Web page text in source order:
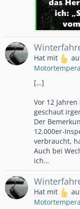
Hat mit
[…]
Vor 12
geschaut
Der
12.000er-
verbraucht,
Auch bei
ich…
Hat mit